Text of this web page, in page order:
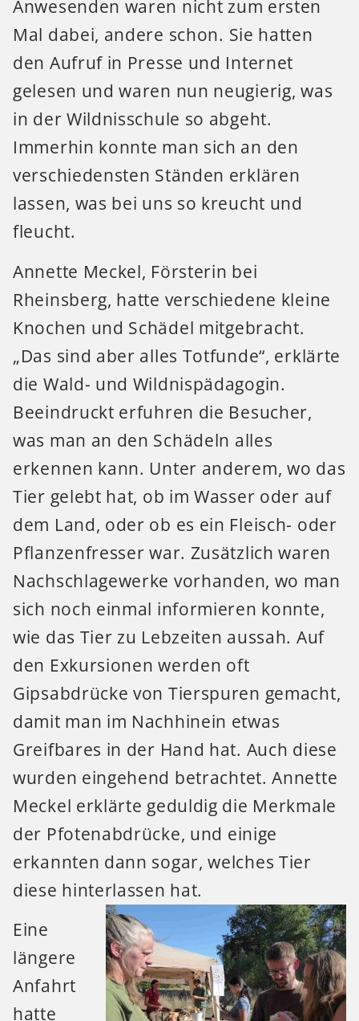
Anwesenden waren nicht zum ersten
Mal dabei, andere schon. Sie hatten
den Aufruf in Presse und Internet
gelesen und waren nun neugierig, was
in der Wildnisschule so abgeht.
Immerhin konnte man sich an den
verschiedensten Ständen erklären
lassen, was bei uns so kreucht und
fleucht.
Annette Meckel, Försterin bei
Rheinsberg, hatte verschiedene kleine
Knochen und Schädel mitgebracht.
„Das sind aber alles Totfunde“, erklärte
die Wald- und Wildnispädagogin.
Beeindruckt erfuhren die Besucher,
was man an den Schädeln alles
erkennen kann. Unter anderem, wo das
Tier gelebt hat, ob im Wasser oder auf
dem Land, oder ob es ein Fleisch- oder
Pflanzenfresser war. Zusätzlich waren
Nachschlagewerke vorhanden, wo man
sich noch einmal informieren konnte,
wie das Tier zu Lebzeiten aussah. Auf
den Exkursionen werden oft
Gipsabdrücke von Tierspuren gemacht,
damit man im Nachhinein etwas
Greifbares in der Hand hat. Auch diese
wurden eingehend betrachtet. Annette
Meckel erklärte geduldig die Merkmale
der Pfotenabdrücke, und einige
erkannten dann sogar, welches Tier
diese hinterlassen hat.
Eine
längere
Anfahrt
hatte